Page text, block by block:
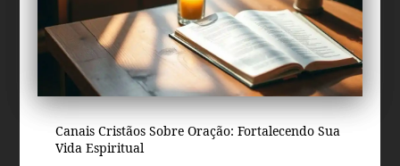
Canais Cristãos Sobre Oração: Fortalecendo Sua
Vida Espiritual